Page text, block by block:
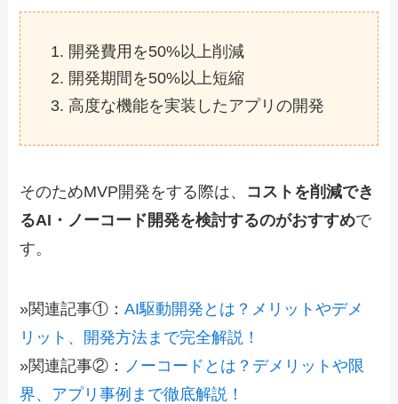
開発費用を50%以上削減
開発期間を50%以上短縮
高度な機能を実装したアプリの開発
そのためMVP開発をする際は、 コストを削減でき
るAI・ノーコード開発を検討するのがおすすめで
す。
»関連記事①：AI駆動開発とは？メリットやデメ
リット、開発方法まで完全解説！
»関連記事②：
ノーコードとは？デメリットや限
界、アプリ事例まで徹底解説！